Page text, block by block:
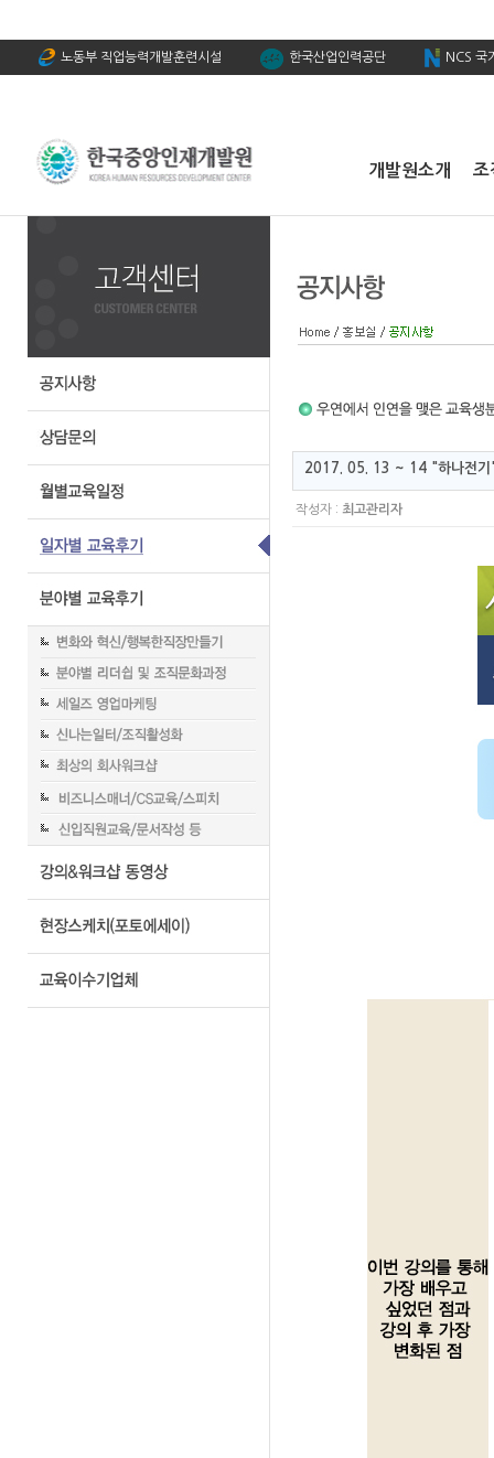
노동부 직업능력개발훈련시설 한국산업인력공단 NCS 국
개발원소개 조
2017. 05. 13 ~ 14 "하나전기
작성자 : 최고관리자